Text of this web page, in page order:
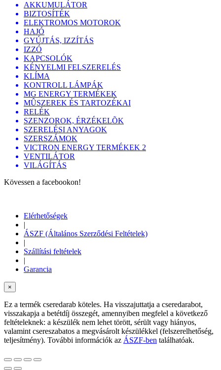
AKKUMULÁTOR
BIZTOSÍTÉK
ELEKTROMOS MOTOROK
HAJÓ
GYÚJTÁS, IZZÍTÁS
IZZÓ
KAPCSOLÓK
KÉNYELMI FELSZERELÉS
KLÍMA
KONTROLL LÁMPÁK
MG ENERGY TERMÉKEK
MÛSZEREK ÉS TARTOZÉKAI
RELÉK
SZENZOROK, ÉRZÉKELÕK
SZERELÉSI ANYAGOK
SZERSZÁMOK
VICTRON ENERGY TERMÉKEK 2
VENTILÁTOR
VILÁGÍTÁS
Kövessen a facebookon!
Elérhetőségek
|
ÁSZF (Általános Szerződési Feltételek)
|
Szállítási feltételek
|
Garancia
×
Ez a termék cseredarab köteles. Ha visszajuttatja a cseredarabot,
visszakapja a betétdíj összegét, amennyiben megfelel a következő
feltételeknek: a készülék nem lehet törött, sérült vagy hiányos,
valamint csereszabatos a megvásárolt készülékkel (felszerelhetőség,
teljesítmény). További információk az ÁSZF-ben találhatóak.